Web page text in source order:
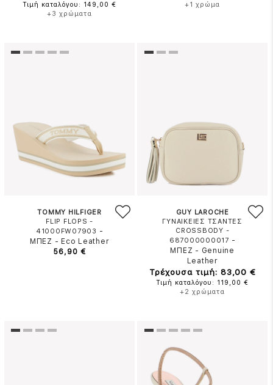
Τιμή καταλόγου: 149,00 €
+3 χρώματα
+1 χρώμα
TOMMY HILFIGER
FLIP FLOPS -
41000FW07903 -
ΜΠΕΖ - Eco Leather
56,90 €
GUY LAROCHE
ΓΥΝΑΙΚΕΙΕΣ ΤΣΑΝΤΕΣ
CROSSBODY -
687000000017 -
ΜΠΕΖ - Genuine
Leather
Τρέχουσα τιμή: 83,00 €
Τιμή καταλόγου: 119,00 €
+2 χρώματα